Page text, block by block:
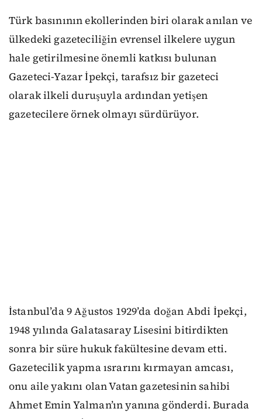
Türk basınının ekollerinden biri olarak anılan ve
ülkedeki gazeteciliğin evrensel ilkelere uygun
hale getirilmesine önemli katkısı bulunan
Gazeteci-Yazar İpekçi, tarafsız bir gazeteci
olarak ilkeli duruşuyla ardından yetişen
gazetecilere örnek olmayı sürdürüyor.
İstanbul’da 9 Ağustos 1929’da doğan Abdi İpekçi,
1948 yılında Galatasaray Lisesini bitirdikten
sonra bir süre hukuk fakültesine devam etti.
Gazetecilik yapma ısrarını kırmayan amcası,
onu aile yakını olan Vatan gazetesinin sahibi
Ahmet Emin Yalman’ın yanına gönderdi. Burada